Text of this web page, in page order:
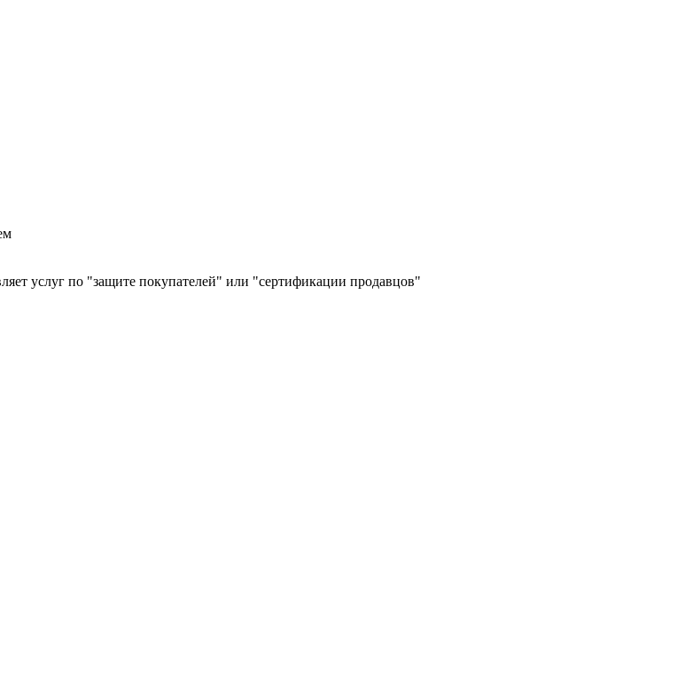
услуг по "защите покупателей" или "сертификации продавцов"